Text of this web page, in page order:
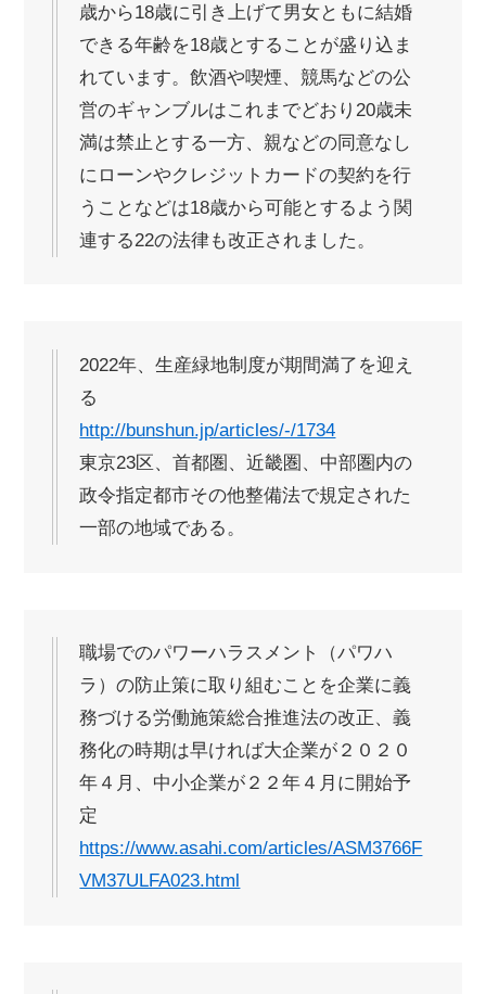
歳から18歳に引き上げて男女ともに結婚
できる年齢を18歳とすることが盛り込ま
れています。飲酒や喫煙、競馬などの公
営のギャンブルはこれまでどおり20歳未
満は禁止とする一方、親などの同意なし
にローンやクレジットカードの契約を行
うことなどは18歳から可能とするよう関
連する22の法律も改正されました。
2022年、生産緑地制度が期間満了を迎え
る
http://bunshun.jp/articles/-/1734
東京23区、首都圏、近畿圏、中部圏内の
政令指定都市その他整備法で規定された
一部の地域である。
職場でのパワーハラスメント（パワハ
ラ）の防止策に取り組むことを企業に義
務づける労働施策総合推進法の改正、義
務化の時期は早ければ大企業が２０２０
年４月、中小企業が２２年４月に開始予
定
https://www.asahi.com/articles/ASM3766F
VM37ULFA023.html